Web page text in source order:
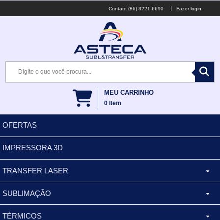
(86) 3221-6690 Fazer login
MEU CARRINHO
0 Item
OFERTAS
IMPRESSORA 3D
TRANSFER LASER
CANECA ALUMINIO
BALDES
SUBLIMAÇÃO
XÍCARA
TÉRMICOS